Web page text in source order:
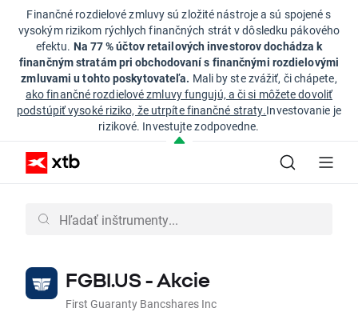
Finančné rozdielové zmluvy sú zložité nástroje a sú spojené s
vysokým rizikom rýchlych finančných strát v dôsledku pákového
efektu. Na 77 % účtov retailových investorov dochádza k
finančným stratám pri obchodovaní s finančnými rozdielovými
zmluvami u tohto poskytovateľa. Mali by ste zvážiť, či chápete,
ako finančné rozdielové zmluvy fungujú, a či si môžete dovoliť
podstúpiť vysoké riziko, že utrpíte finančné straty.Investovanie je
rizikové. Investujte zodpovedne.
FGBI.US - Akcie
First Guaranty Bancshares Inc